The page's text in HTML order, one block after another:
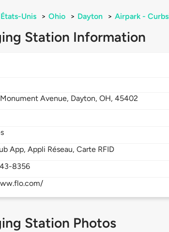
États-Unis > Ohio > Dayton > Airpark -
Station Information
Avenue, Dayton,OH,45402
App, Appli Réseau, Carte RFID
8356
Station Photos